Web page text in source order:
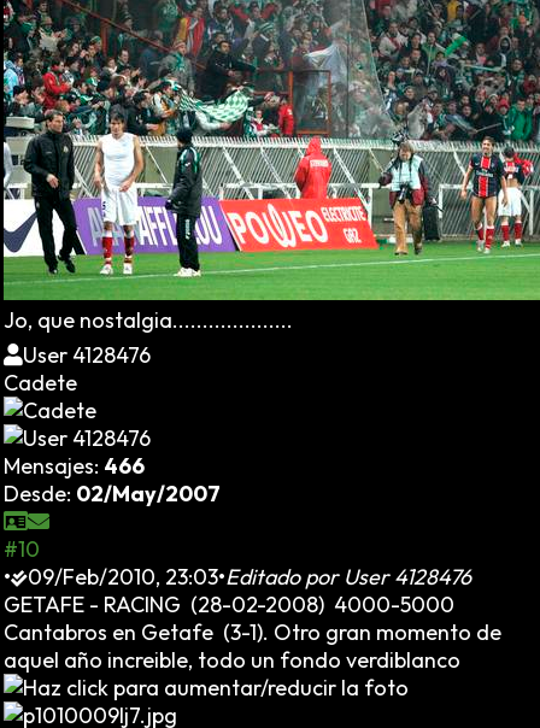
Jo, que nostalgia....................
User 4128476
Cadete
Mensajes: 466
Desde: 02/May/2007
#10
•
09/Feb/2010, 23:03•Editado por User 4128476
GETAFE - RACING (28-02-2008) 4000-5000
Cantabros en Getafe (3-1). Otro gran momento de
aquel año increible, todo un fondo verdiblanco